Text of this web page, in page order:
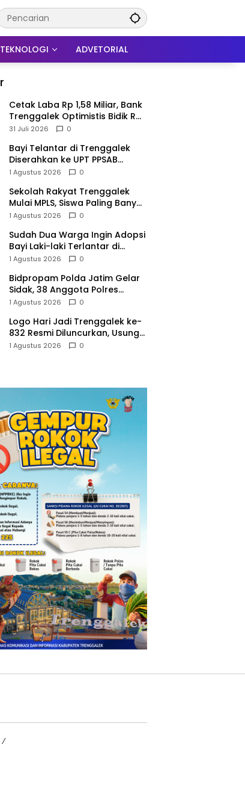
TEKNOLOGI ADVETORIAL
Cetak Laba Rp 1,58 Miliar, Bank
Trenggalek Optimistis Bidik Rp
3 Miliar hingga Akhir Tahun
31 Juli 2026 0
Bayi Telantar di Trenggalek
Diserahkan ke UPT PPSAB
Sidoarjo, Belum Bisa Langsung
1 Agustus 2026 0
Sekolah Rakyat Trenggalek
Mulai MPLS, Siswa Paling Banyak
dari Panggul dan Gandusari
1 Agustus 2026 0
Sudah Dua Warga Ingin Adopsi
Bayi Laki-laki Terlantar di
Trenggalek, Proses Tunggu
1 Agustus 2026 0
Bidpropam Polda Jatim Gelar
Sidak, 38 Anggota Polres
Trenggalek di Tes Urine
1 Agustus 2026 0
Logo Hari Jadi Trenggalek ke-
832 Resmi Diluncurkan, Usung
Tema “Hambeging Bumi”
1 Agustus 2026 0